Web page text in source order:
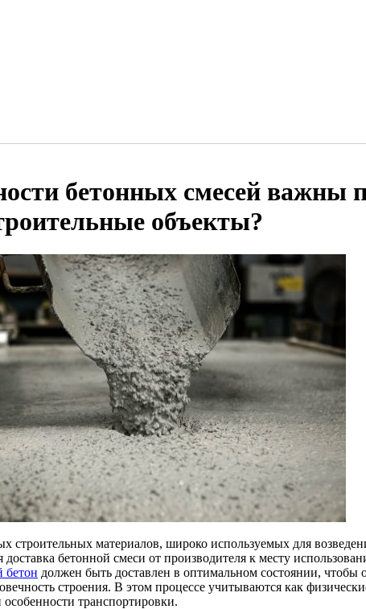
бетонных смесей важны
объекты?
строительных материалов, широко используемых для
доставка бетонной смеси от производителя к месту
бетон должен быть доставлен в оптимальном состоянии, чтобы
строения. В этом процессе учитываются как
особенности транспортировки.